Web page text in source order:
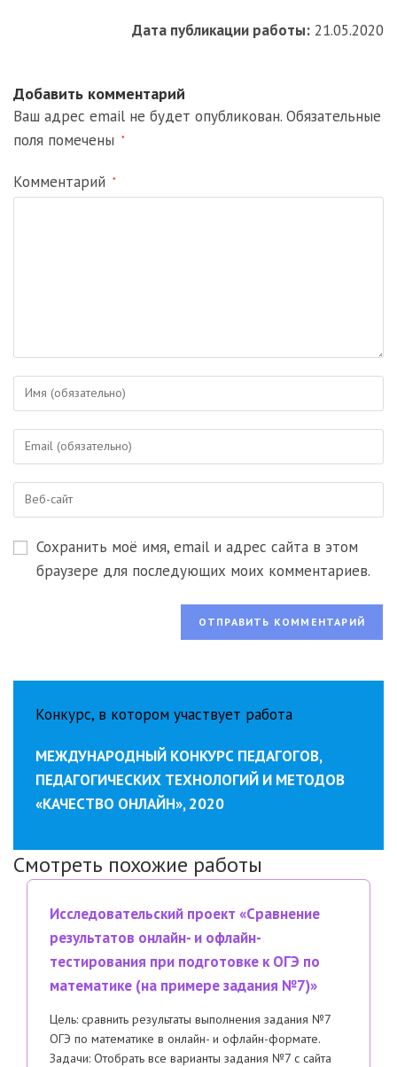
Дата публикации работы: 21.05.2020
Добавить комментарий
Ваш адрес email не будет опубликован. Обязательные
поля помечены
*
Комментарий *
Введите
или
имя
пользователя,
чтобы
прокомментировать
Введите
адрес,
чтобы
Введите
веб-
сайта
Сохранить моё имя, email и адрес сайта в этом
браузере для последующих моих комментариев.
Конкурс, в котором участвует работа
МЕЖДУНАРОДНЫЙ КОНКУРС ПЕДАГОГОВ,
ПЕДАГОГИЧЕСКИХ ТЕХНОЛОГИЙ И МЕТОДОВ
«КАЧЕСТВО ОНЛАЙН», 2020
Смотреть похожие работы
Исследовательский проект «Сравнение
результатов онлайн- и офлайн-
тестирования при подготовке к ОГЭ по
математике (на примере задания №7)»
Цель: сравнить результаты выполнения задания №7
ОГЭ по математике в онлайн- и офлайн-формате.
Задачи: Отобрать все варианты задания №7 с сайта